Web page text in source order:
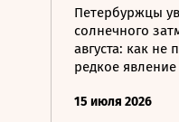
Петербуржцы
солнечного
августа: как не
редкое явление
15 июля 2026